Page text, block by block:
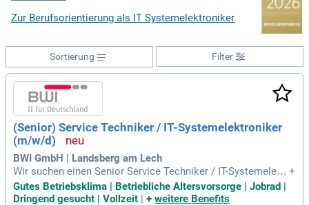
Zur Berufsorientierung als IT Systemelektroniker
Filter
Sortierung
(Senior) Service Techniker / IT-Systemelektroniker
(m/w/d)
BWI GmbH | Landsberg am Lech
Wir suchen einen Senior Service Techniker / IT-Systemelektr
oniker (m/w/d) in München (Nord) oder Landsberg am Lech.
Sie unterstützen die Bundeswehr mit Vor-Ort-Services wie E
+
Gutes Betriebsklima | Betriebliche Altersvorsorge | Jobrad |
Dringend gesucht | Vollzeit | + weitere Benefits